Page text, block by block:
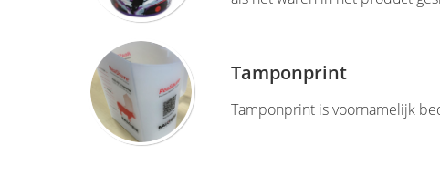
Tamponprint
Tamponprint is voornamelijk